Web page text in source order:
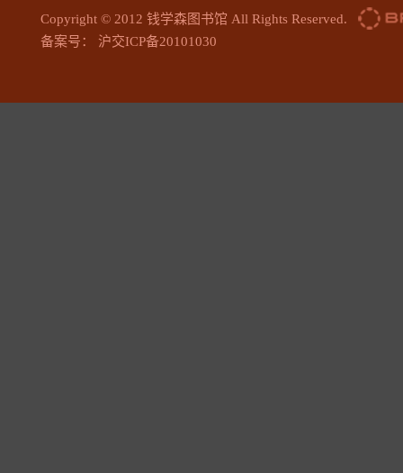
Copyright © 2012 钱学森图书馆 All Rights Reserved.
备案号： 沪交ICP备20101030